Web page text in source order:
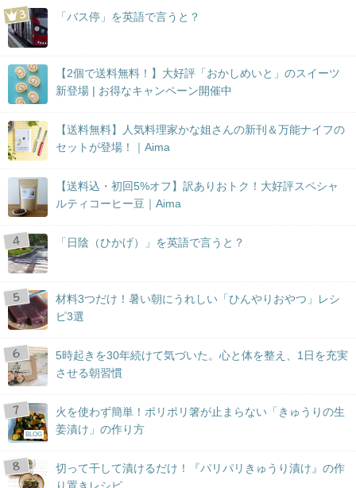
「バス停」を英語で言うと？
【2個で送料無料！】大好評「おかしめいと」のスイーツ
新登場 | お得なキャンペーン開催中
【送料無料】人気料理家かな姐さんの新刊＆万能ナイフの
セットが登場！｜Aima
【送料込・初回5%オフ】訳ありおトク！大好評スペシャ
ルティコーヒー豆｜Aima
「日陰（ひかげ）」を英語で言うと？
材料3つだけ！暑い朝にうれしい「ひんやりおやつ」レシ
ピ3選
5時起きを30年続けて気づいた。心と体を整え、1日を充実
させる朝習慣
BLOG
火を使わず簡単！ポリポリ箸が止まらない「きゅうりの生
姜漬け」の作り方
切って干して漬けるだけ！『パリパリきゅうり漬け』の作